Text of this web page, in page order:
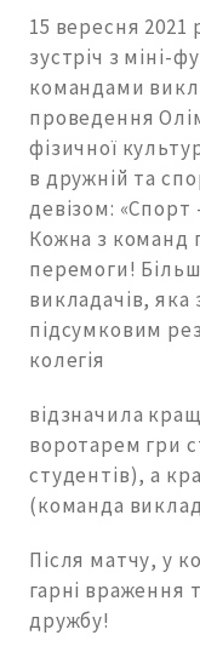
15 вересня 2021
зустріч з міні-
командами
проведення
фізичної
в дружній та
девізом: «Спорт
Кожна з команд
перемоги!
викладачів, яка
підсумковим
колегія
відзначила
воротарем гри
студентів), а
(команда
Після матчу, у
гарні враження
дружбу!